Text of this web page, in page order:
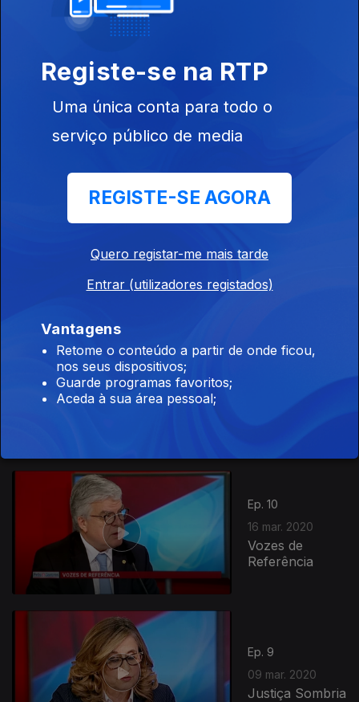
Ep. 13
06 abr. 2020
Ep. 12
A Epidemia que
Está a Mudar a
Nossa
Ep. 10
16 mar. 2020
Vozes de
Referência
Ep. 9
09 mar. 2020
Justiça Sombria
Registe-se na RTP
Uma única conta para todo o
serviço público de media
REGISTE-SE AGORA
Quero registar-me mais tarde
Entrar (utilizadores registados)
Vantagens
Retome o conteúdo a partir de onde ficou,
nos seus dispositivos;
Guarde programas favoritos;
Aceda à sua área pessoal;